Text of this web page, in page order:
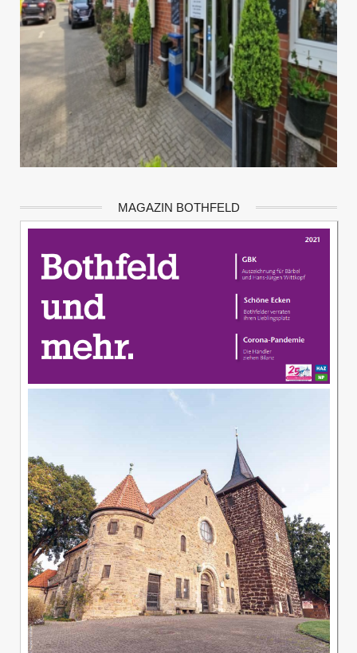
MAGAZIN BOTHFELD